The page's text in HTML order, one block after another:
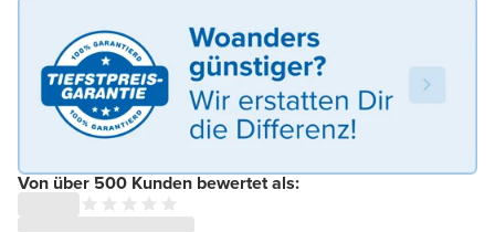
Von über 500 Kunden bewertet als: